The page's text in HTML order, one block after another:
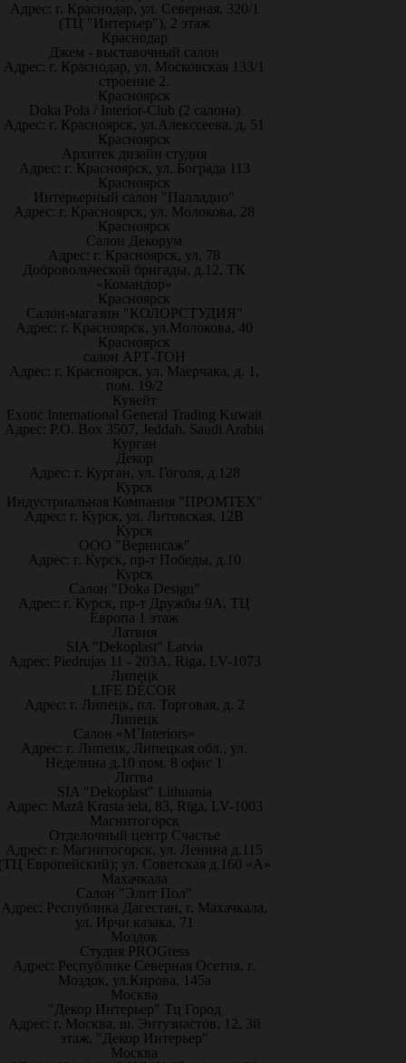
Адрес: г. Краснодар, ул. Северная, 320/1
(ТЦ "Интерьер"), 2 этаж
Краснодар
Джем - выставочный салон
Адрес: г. Краснодар, ул. Московская 133/1
строение 2.
Красноярск
Doka Pola / Interior-Club (2 салона)
Адрес: г. Красноярск, ул.Алекссеева, д. 51
Красноярск
Архитек дизайн студия
Адрес: г. Красноярск, ул. Бограда 113
Красноярск
Интерьерный салон "Палладио"
Адрес: г. Красноярск, ул. Молокова, 28
Красноярск
Салон Декорум
Адрес: г. Красноярск, ул. 78
Добровольческой бригады, д.12, ТК
«Командор»
Красноярск
Салон-магазин "КОЛОРСТУДИЯ"
Адрес: г. Красноярск, ул.Молокова, 40
Красноярск
салон АРТ-ТОН
Адрес: г. Красноярск, ул. Маерчака, д. 1,
пом. 19/2
Кувейт
Exotic International General Trading Kuwait
Адрес: P.O. Box 3507, Jeddah, Saudi Arabia
Курган
Декор
Адрес: г. Курган, ул. Гоголя, д.128
Курск
Индустриальная Компания "ПРОМТЕХ"
Адрес: г. Курск, ул. Литовская, 12В
Курск
ООО "Вернисаж"
Адрес: г. Курск, пр-т Победы, д.10
Курск
Салон "Doka Design"
Адрес: г. Курск, пр-т Дружбы 9А, ТЦ
Европа 1 этаж
Латвия
SIA "Dekoplast" Latvia
Адрес: Piedrujas 11 - 203A, Riga, LV-1073
Липецк
LIFE DÉCOR
Адрес: г. Липецк, пл. Торговая, д. 2
Липецк
Салон «M`Interiors»
Адрес: г. Липецк, Липецкая обл., ул.
Неделина д.10 пом. 8 офис 1
Литва
SIA "Dekoplast" Lithuania
Адрес: Mazā Krasta iela, 83, Rīga, LV-1003
Магнитогорск
Отделочный центр Счастье
Адрес: г. Магнитогорск, ул. Ленина д.115
Европейский); ул. Советская д.160 «А»
Махачкала
Салон "Элит Пол"
Адрес: Республика Дагестан, г. Махачкала,
ул. Ирчи казака, 71
Моздок
Студия PROGress
Адрес: Республике Северная Осетия, г.
Моздок, ул.Кирова, 145а
Москва
"Декор Интерьер" Тц Город
Адрес: г. Москва, ш. Энтузиастов, 12, 3й
этаж, "Декор Интерьер"
Москва